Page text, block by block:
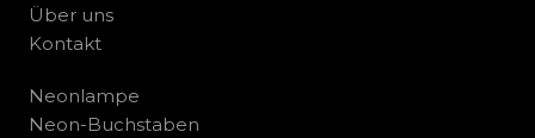
Über uns
Kontakt
Neonlampe
Neon-Buchstaben